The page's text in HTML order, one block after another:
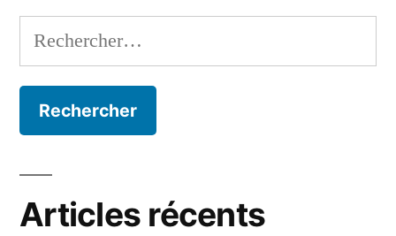
Rechercher :
Articles récents